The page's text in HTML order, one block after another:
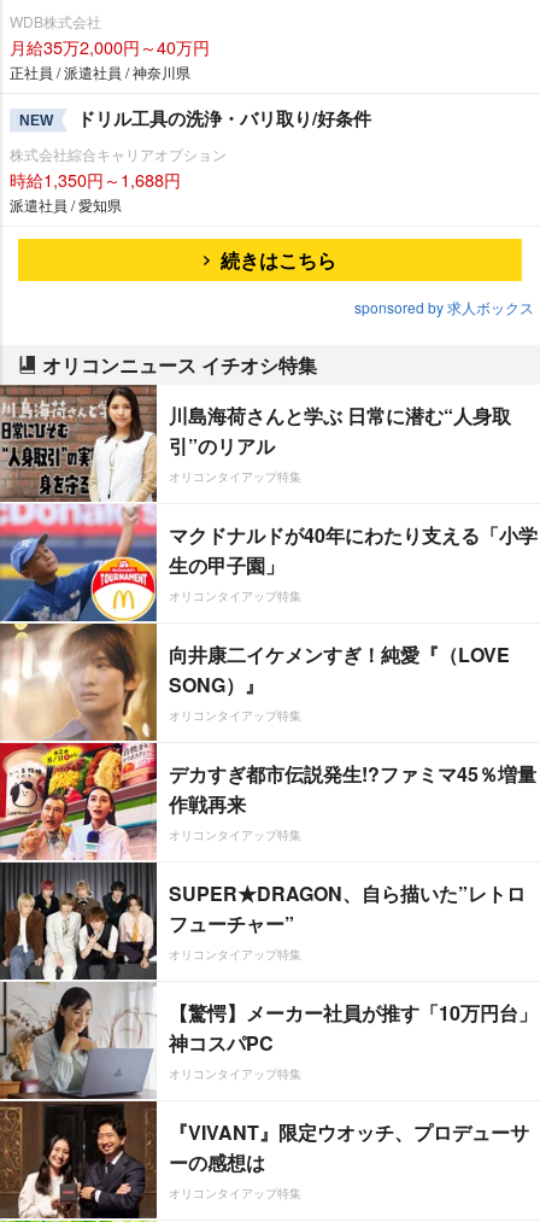
WDB株式会社
月給35万2,000円～40万円
正社員 / 派遣社員 / 神奈川県
NEW ドリル工具の洗浄・バリ取り/好条件
株式会社綜合キャリアオプション
時給1,350円～1,688円
派遣社員 / 愛知県
続きはこちら
sponsored by 求人ボックス
オリコンニュース イチオシ特集
川島海荷さんと学ぶ 日常に潜む“人身取
引”のリアル
オリコンタイアップ特集
マクドナルドが40年にわたり支える「小学
生の甲子園」
オリコンタイアップ特集
向井康二イケメンすぎ！純愛『（LOVE
SONG）』
オリコンタイアップ特集
デカすぎ都市伝説発生!?ファミマ45％増量
作戦再来
オリコンタイアップ特集
SUPER★DRAGON、自ら描いた”レトロ
フューチャー”
オリコンタイアップ特集
【驚愕】メーカー社員が推す「10万円台」
神コスパPC
オリコンタイアップ特集
『VIVANT』限定ウオッチ、プロデューサ
ーの感想は
オリコンタイアップ特集